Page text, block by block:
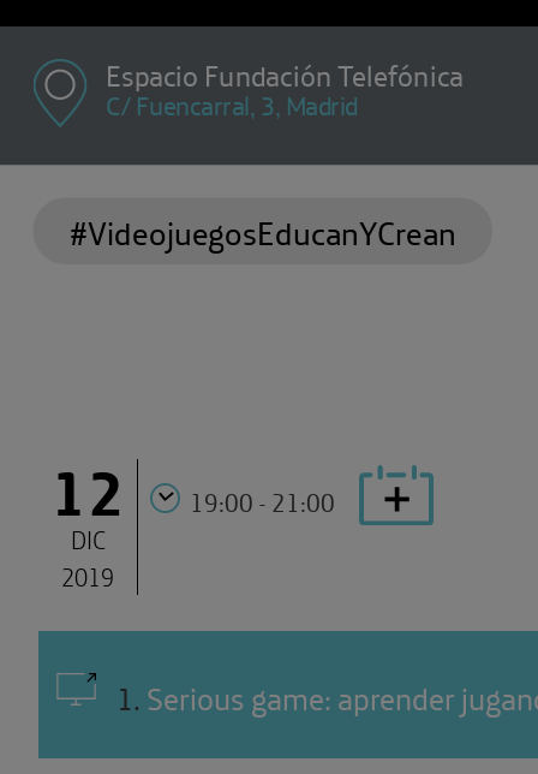
Espacio Fundación Telefónica
C/ Fuencarral, 3, Madrid
#VideojuegosEducanYCrean
12
DIC
2019
19:00 - 21:00
1. Serious game: aprender